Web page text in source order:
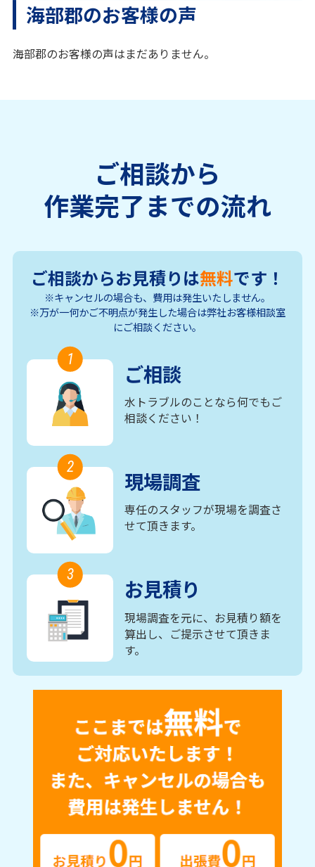
海部郡のお客様の声
海部郡のお客様の声はまだありません。
ご相談から
作業完了までの流れ
ご相談からお見積りは無料です！
※キャンセルの場合も、費用は発生いたしません。
※万が一何かご不明点が発生した場合は弊社お客様相談室
にご相談ください。
1
ご相談
水トラブルのことなら何でもご
相談ください！
2
現場調査
専任のスタッフが現場を調査さ
せて頂きます。
3
お見積り
現場調査を元に、お見積り額を
算出し、ご提示させて頂きま
す。